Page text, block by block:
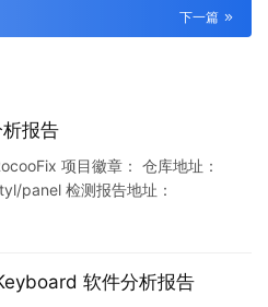
下一篇
报告
项目徽章： 仓库地址：
panel 检测报告地址：
报告由Murphysec提供 漏洞…
软件分析报告